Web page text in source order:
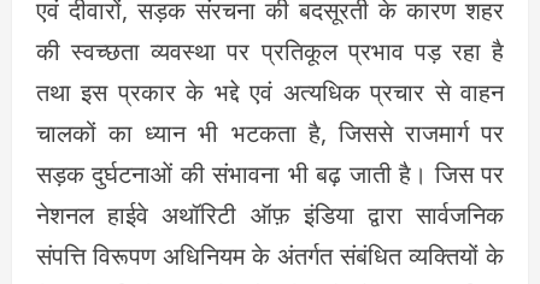
एवं दीवारों, सड़क संरचना की बदसूरती के कारण शहर
की स्वच्छता व्यवस्था पर प्रतिकूल प्रभाव पड़ रहा है
तथा इस प्रकार के भद्दे एवं अत्यधिक प्रचार से वाहन
चालकों का ध्यान भी भटकता है, जिससे राजमार्ग पर
सड़क दुर्घटनाओं की संभावना भी बढ़ जाती है। जिस पर
नेशनल हाईवे अथॉरिटी ऑफ़ इंडिया द्वारा सार्वजनिक
संपत्ति विरूपण अधिनियम के अंतर्गत संबंधित व्यक्तियों के